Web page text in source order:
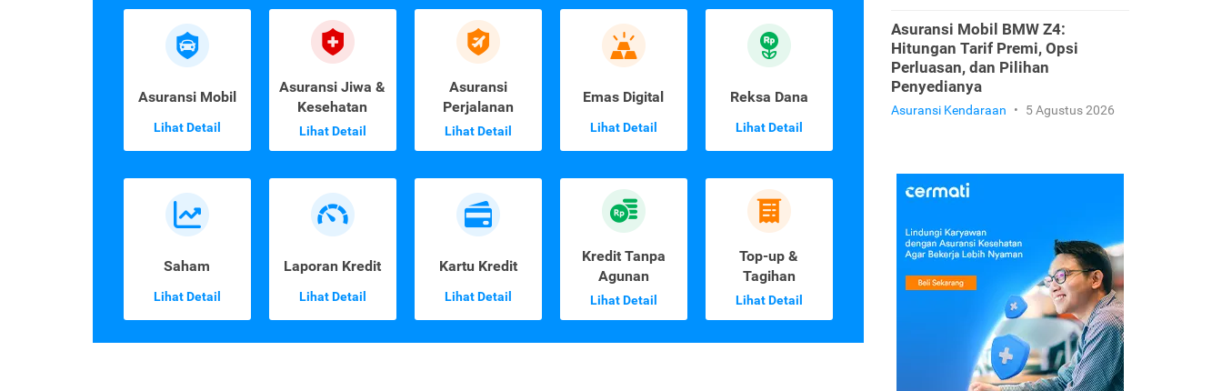
Asuransi Mobil
Lihat Detail
Asuransi Jiwa &
Kesehatan
Lihat Detail
Asuransi
Perjalanan
Lihat Detail
Emas Digital
Lihat Detail
Reksa Dana
Lihat Detail
Saham
Lihat Detail
Laporan Kredit
Lihat Detail
Kartu Kredit
Lihat Detail
Kredit Tanpa
Agunan
Lihat Detail
Top-up &
Tagihan
Lihat Detail
Asuransi Mobil BMW Z4:
Hitungan Tarif Premi, Opsi
Perluasan, dan Pilihan
Penyedianya
Asuransi Kendaraan • 5 Agustus 2026